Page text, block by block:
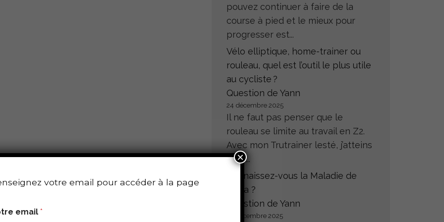
pouvez continuer à faire de la
course à pied et le mieux pour
progresser est...
Vélo elliptique, home-trainer ou
rouleau, quel est l’outil le plus utile
au cycliste ?
Question de Yann
24 décembre 2025
Il ne faut pas penser que le
rouleau se limite au travail en Z2.
Avec mon Trutrainer lesté, j’atteins
sans...
Connaissez-vous la Maladie de
Hoffa ?
Question de Yann
23 décembre 2025
votre email pour accéder à la page
email*
×